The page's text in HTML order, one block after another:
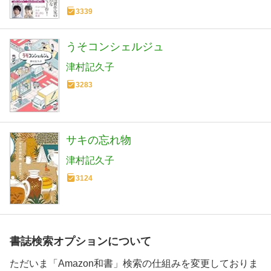
3339
うそコンシェルジュ
津村記久子
3283
サキの忘れ物
津村記久子
3124
書誌検索オプションについて
ただいま「Amazon和書」検索の仕組みを変更しておりま